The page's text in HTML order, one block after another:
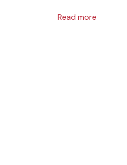
Read more